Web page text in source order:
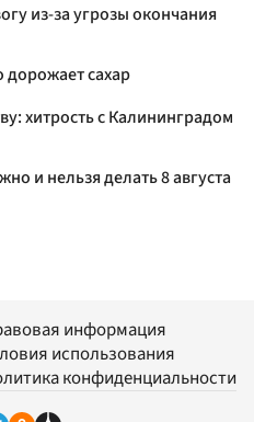
из-за угрозы окончания
дорожает сахар
хитрость с Калининградом
и нельзя делать 8 августа
информация
использования
конфиденциальности